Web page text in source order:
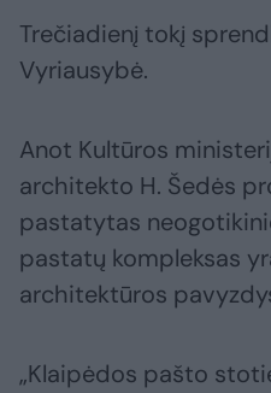
Trečiadienį tokį
Vyriausybė.
Anot Kultūros
architekto H. Šedės
pastatytas
pastatų kompleksas
architektūros
„Klaipėdos pašto